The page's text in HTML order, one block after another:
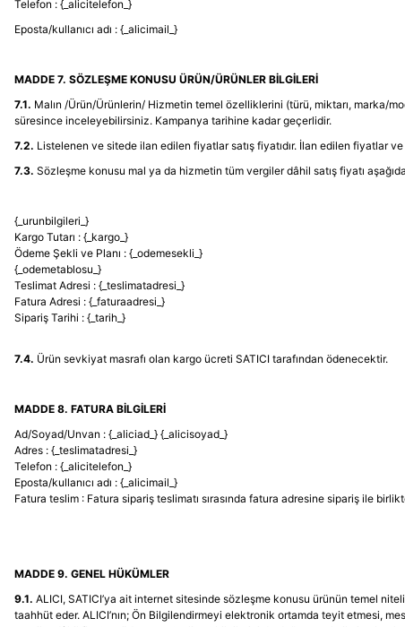
Telefon : {_alicitelefon_}
Eposta/kullanıcı adı : {_alicimail_}
MADDE 7. SÖZLEŞME KONUSU ÜRÜN/ÜRÜNLER BİLGİLERİ
7.1. Malın /Ürün/Ürünlerin/ Hizmetin temel özelliklerini (türü, miktarı, marka/
süresince inceleyebilirsiniz. Kampanya tarihine kadar geçerlidir.
7.2. Listelenen ve sitede ilan edilen fiyatlar satış fiyatıdır. İlan edilen fiyatlar
7.3. Sözleşme konusu mal ya da hizmetin tüm vergiler dâhil satış fiyatı
{_urunbilgileri_}
Kargo Tutarı : {_kargo_}
Ödeme Şekli ve Planı : {_odemesekli_}
{_odemetablosu_}
Teslimat Adresi : {_teslimatadresi_}
Fatura Adresi : {_faturaadresi_}
Sipariş Tarihi : {_tarih_}
7.4. Ürün sevkiyat masrafı olan kargo ücreti SATICI tarafından ödenecektir.
MADDE 8. FATURA BİLGİLERİ
Ad/Soyad/Unvan : {_aliciad_} {_alicisoyad_}
Adres : {_teslimatadresi_}
Telefon : {_alicitelefon_}
Eposta/kullanıcı adı : {_alicimail_}
Fatura teslim : Fatura sipariş teslimatı sırasında fatura adresine sipariş ile
MADDE 9. GENEL HÜKÜMLER
9.1. ALICI, SATICI’ya ait internet sitesinde sözleşme konusu ürünün temel
taahhüt eder. ALICI’nın; Ön Bilgilendirmeyi elektronik ortamda teyit etmesi,